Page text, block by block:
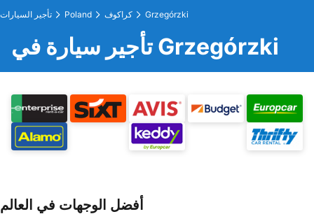
تأجير السيارات Poland كراكوف Grzegórzki
تأجير سيارة في Grzegórzki
أفضل الوجهات في العالم